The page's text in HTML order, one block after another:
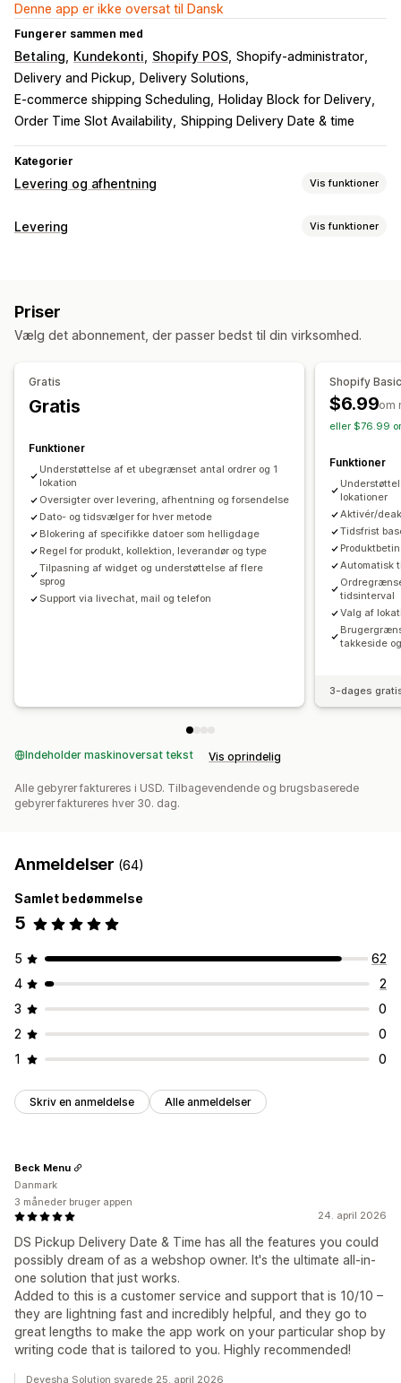
Denne app er ikke oversat til Dansk
Fungerer sammen med
Betaling Kundekonti Shopify POS Shopify-administrator
Delivery and Pickup
Delivery Solutions
E-commerce shipping Scheduling
Holiday Block for Delivery
Order Time Slot Availability Shipping Delivery Date & time
Kategorier
Levering og afhentning Vis funktioner
Leveringsmuligheder
Adressevalidering
I butikken
Datovælger
Ordregrænser
SMS-notifikationer
Mailnotifikationer
Chaufførsporing
Ordresporing
Bevis for levering
Sporingssider
Levering Vis funktioner
Leveringsregler
Flere sprog Valg af fragtfirma Leveringspriser
Ordreopdateringer
Priser
Vælg det abonnement, der passer bedst til din virksomhed.
Gratis
Gratis
Funktioner
Understøttelse af et ubegrænset antal ordrer og 1
lokation
Oversigter over levering, afhentning og forsendelse
Dato- og tidsvælger for hver metode
Blokering af specifikke datoer som helligdage
Regel for produkt, kollektion, leverandør og type
Tilpasning af widget og understøttelse af flere
sprog
Support via livechat, mail og telefon
Shopify
$6.99om
eller $76.99
Funktioner
lokationer
Aktivér/
Tidsfrist
Automatisk
tidsinterval
Valg af
takkeside
3-dages
Indeholder maskinoversat tekst Vis oprindelig
Alle gebyrer faktureres i USD. Tilbagevendende og brugsbaserede
gebyrer faktureres hver 30. dag.
Anmeldelser (64)
Samlet bedømmelse
5
5
62
4
2
3
0
2
0
1
0
Skriv en anmeldelse Alle anmeldelser
24. april 2026
DS Pickup Delivery Date & Time has all the features you could
possibly dream of as a webshop owner. It's the ultimate all-in-
one solution that just works.
Added to this is a customer service and support that is 10/10 –
they are lightning fast and incredibly helpful, and they go to
great lengths to make the app work on your particular shop by
writing code that is tailored to you. Highly recommended!
Beck Menu
Danmark
3 måneder bruger appen
Devesha Solution svarede 25. april 2026